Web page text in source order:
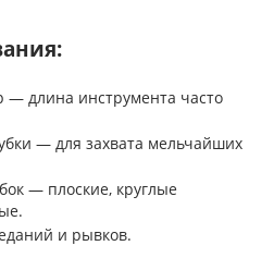
длина инструмента часто
— для захвата мельчайших
— плоские, круглые
и рывков.